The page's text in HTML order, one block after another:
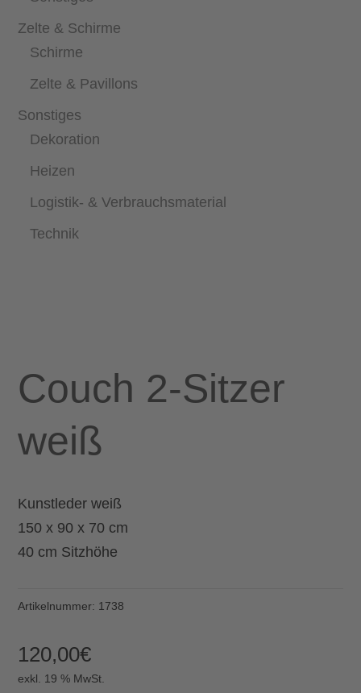
Zelte & Schirme
Schirme
Zelte & Pavillons
Sonstiges
Dekoration
Heizen
Logistik- & Verbrauchsmaterial
Technik
Couch 2-Sitzer
weiß
Kunstleder weiß
150 x 90 x 70 cm
40 cm Sitzhöhe
Artikelnummer: 1738
120,00€
exkl. 19 % MwSt.